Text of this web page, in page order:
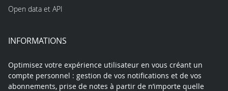
Open data et API
INFORMATIONS
Optimisez votre expérience utilisateur en vous créant un
compte personnel : gestion de vos notifications et de vos
abonnements, prise de notes à partir de n’importe quelle